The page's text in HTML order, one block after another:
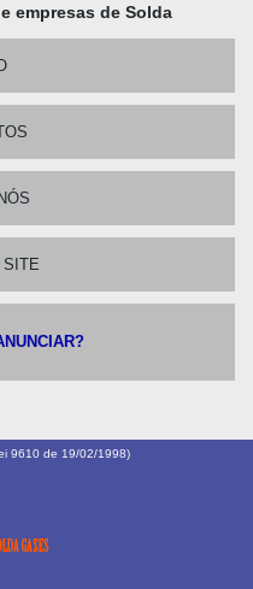
empresas de Solda
SITE
9610 de 19/02/1998)